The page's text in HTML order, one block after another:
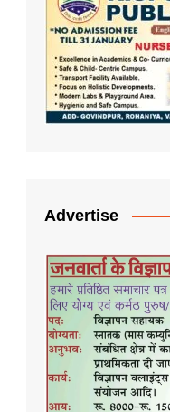
Advertise